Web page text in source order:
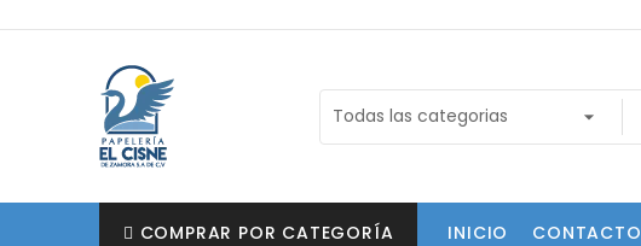
COMPRAR POR CATEGORÍA INICIO CONTACTO